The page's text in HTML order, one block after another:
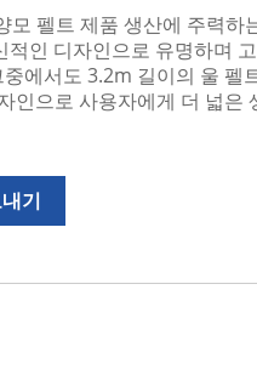
펠트 제품 생산에 주력하
인 디자인으로 유명하며
에서도 3.2m 길이의 울 펠
인으로 사용자에게 더 넓은
기